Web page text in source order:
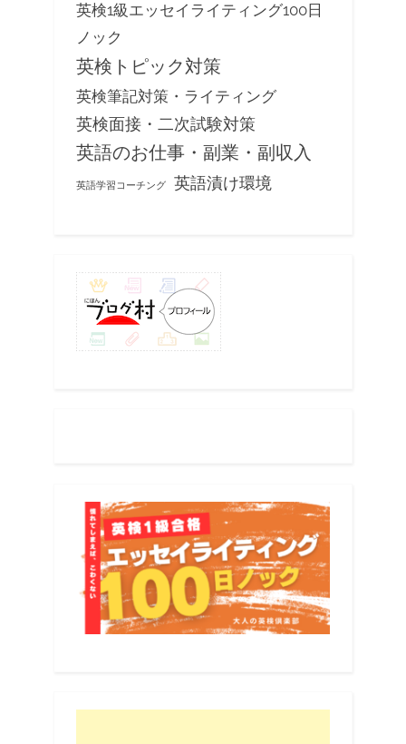
英検1級エッセイライティング100日
ノック
英検トピック対策
英検筆記対策・ライティング
英検面接・二次試験対策
英語のお仕事・副業・副収入
英語学習コーチング 英語漬け環境